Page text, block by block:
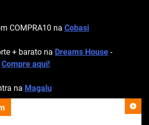
COMPRA10 na Cobasi
+ barato na Dreams House -
Compre aqui!
na Magalu
apoio institucional